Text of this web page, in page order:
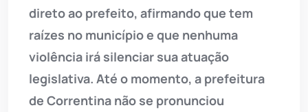
direto ao prefeito, afirmando que tem
raízes no município e que nenhuma
violência irá silenciar sua atuação
legislativa. Até o momento, a prefeitura
de Correntina não se pronunciou